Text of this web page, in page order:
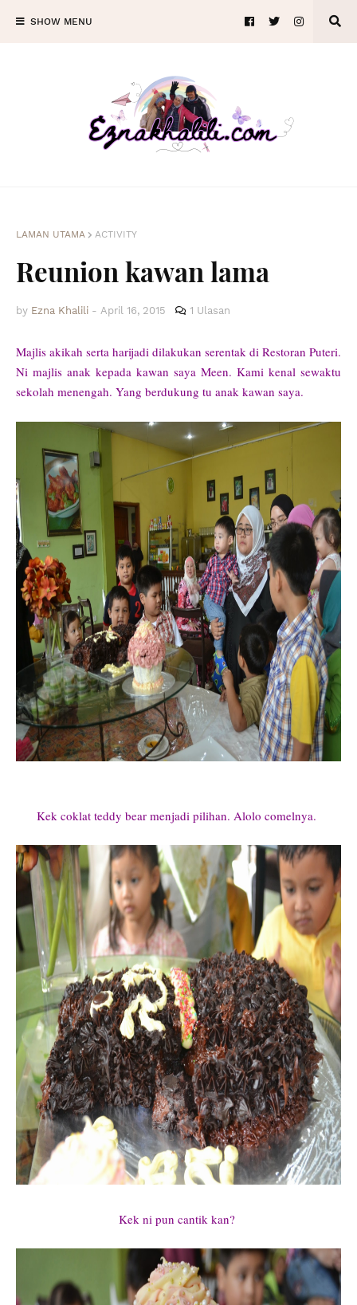
SHOW MENU
LAMAN UTAMA ACTIVITY
Reunion kawan lama
by Ezna Khalili - April 16, 2015 1 Ulasan
Majlis akikah serta harijadi dilakukan serentak di Restoran Puteri.
Ni majlis anak kepada kawan saya Meen. Kami kenal sewaktu
sekolah menengah. Yang berdukung tu anak kawan saya.
Kek coklat teddy bear menjadi pilihan. Alolo comelnya.
Kek ni pun cantik kan?